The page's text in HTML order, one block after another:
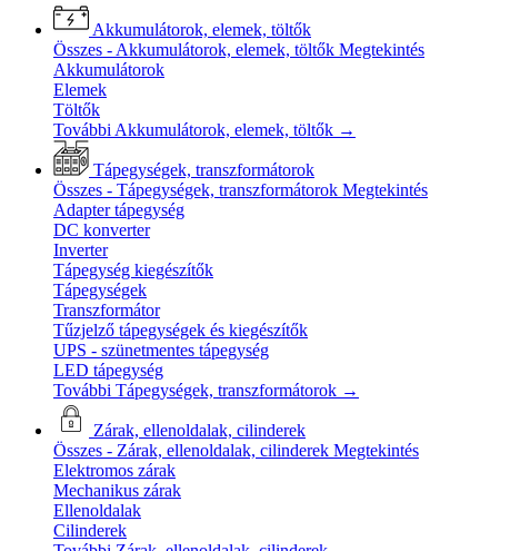
Akkumulátorok, elemek, töltők
Összes - Akkumulátorok, elemek, töltők Megtekintés
Akkumulátorok
Elemek
Töltők
További Akkumulátorok, elemek, töltők →
Tápegységek, transzformátorok
Összes - Tápegységek, transzformátorok Megtekintés
Adapter tápegység
DC konverter
Inverter
Tápegység kiegészítők
Tápegységek
Transzformátor
Tűzjelző tápegységek és kiegészítők
UPS - szünetmentes tápegység
LED tápegység
További Tápegységek, transzformátorok →
Zárak, ellenoldalak, cilinderek
Összes - Zárak, ellenoldalak, cilinderek Megtekintés
Elektromos zárak
Mechanikus zárak
Ellenoldalak
Cilinderek